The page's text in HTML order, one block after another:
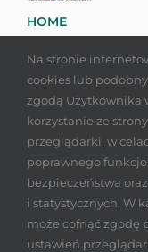
HOME
PODCASTY
PLAN DLA
NEWSY
Na stronie
cookies lub
zgodą Użytkownika
korzystanie ze
przeglądarki, w
poprawnego
bezpieczeństwa
i statystycznych. W
może cofnąć zgodę
ustawień